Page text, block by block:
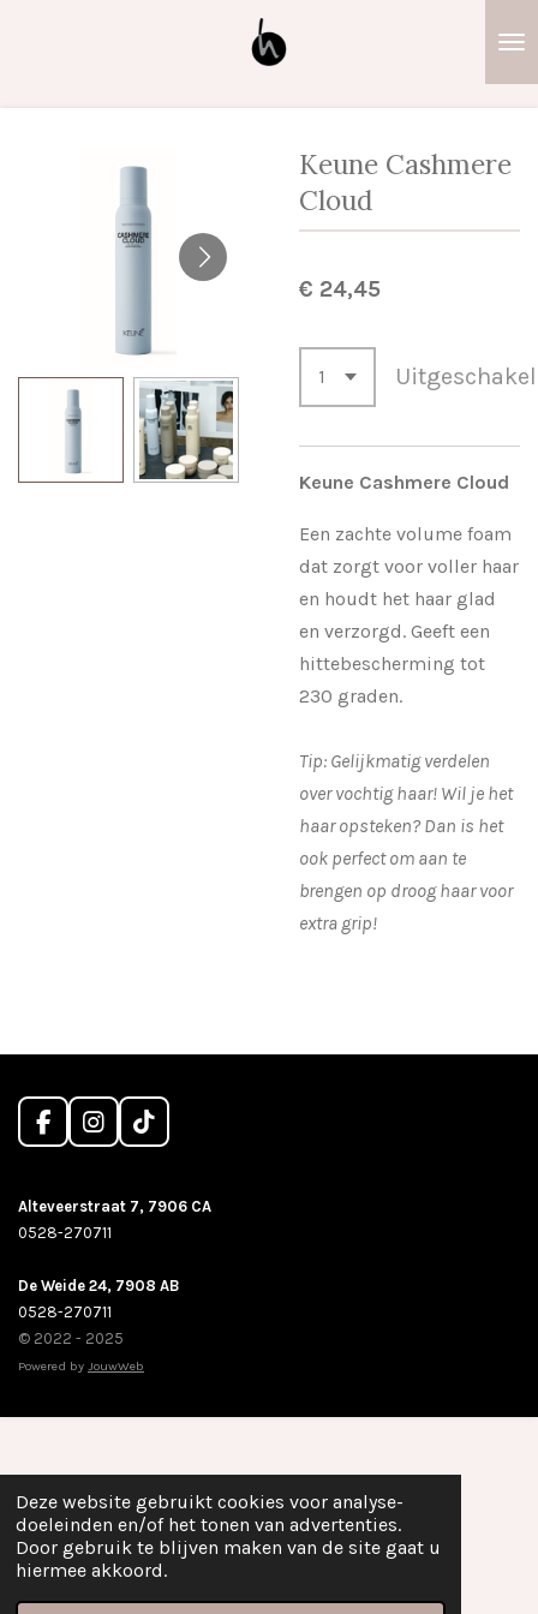
Deze website gebruikt cookies voor analyse-
doeleinden en/of het tonen van advertenties.
Door gebruik te blijven maken van de site gaat u
hiermee akkoord.
Keune Cashmere
Cloud
€ 24,45
Keune Cashmere Cloud
Een zachte volume foam
dat zorgt voor voller haar
en houdt het haar glad
en verzorgd. Geeft een
hittebescherming tot
230 graden.
Tip: Gelijkmatig verdelen
over vochtig haar! Wil je het
haar opsteken? Dan is het
ook perfect om aan te
brengen op droog haar voor
extra grip!
F
a
e
b
o
k
I
n
t
a
g
a
m
T
i
T
Alteveerstraat 7, 7906 CA
0528-270711
De Weide 24, 7908 AB
0528-270711
© 2022 - 2025
Powered by JouwWeb